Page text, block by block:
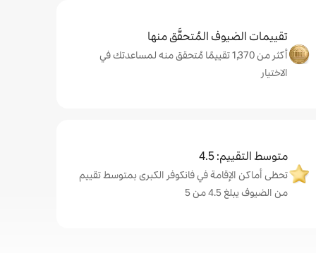
تقييمات الضيوف المُتحقَّق منها
أكثر من 1,370 تقييمًا مُتحقق منه لمساعدتك في
الاختيار
متوسط التقييم: 4.5
تحظى أماكن الإقامة في فانكوفر الكبرى بمتوسط تقييم
من الضيوف يبلغ 4.5 من 5